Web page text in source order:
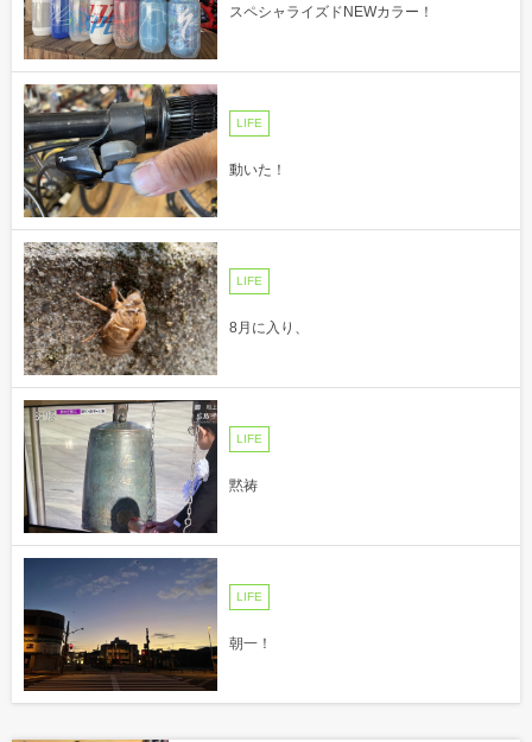
スペシャライズドNEWカラー！
LIFE
動いた！
LIFE
8月に入り、
LIFE
黙祷
LIFE
朝一！